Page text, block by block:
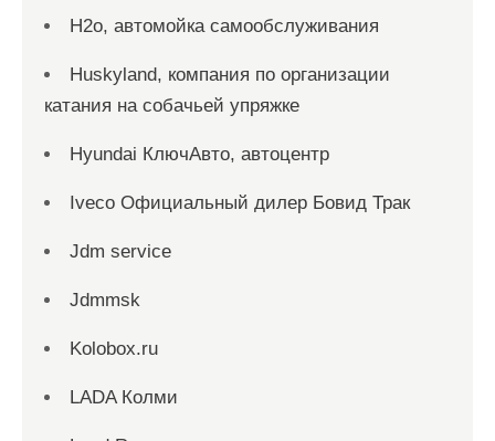
H2o, автомойка самообслуживания
Huskyland, компания по организации
катания на собачьей упряжке
Hyundai КлючАвто, автоцентр
Iveco Официальный дилер Бовид Трак
Jdm service
Jdmmsk
Kolobox.ru
LADA Колми